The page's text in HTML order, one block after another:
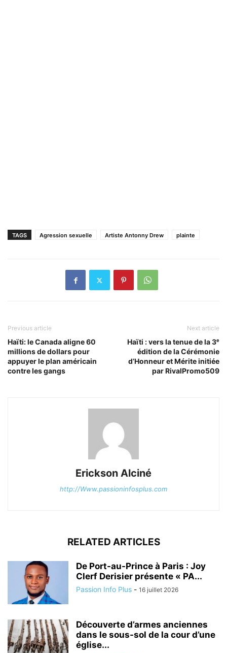
TAGS Agression sexuelle Artiste Antonny Drew plainte
Previous article
Haïti: le Canada aligne 60
millions de dollars pour
appuyer le plan américain
contre les gangs
Next article
Haïti : vers la tenue de la 3ᵉ
édition de la Cérémonie
d’Honneur et Mérite initiée
par RivalPromo509
Erickson Alciné
http://Www.passioninfosplus.com
RELATED ARTICLES
De Port-au-Prince à Paris : Joy
Clerf Derisier présente « PA...
Passion Info Plus - 16 juillet 2026
Découverte d’armes anciennes
dans le sous-sol de la cour d’une
église...